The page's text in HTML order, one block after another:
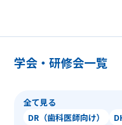
学会・研修会一覧
全て見る
DR（歯科医師向け）